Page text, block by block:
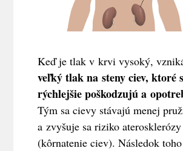
Keď je tlak v krvi vysoký,
veľký tlak na steny ciev, ktoré
rýchlejšie poškodzujú a
Tým sa cievy stávajú menej
a zvyšuje sa riziko aterosklerózy
(kôrnatenie ciev). Následok